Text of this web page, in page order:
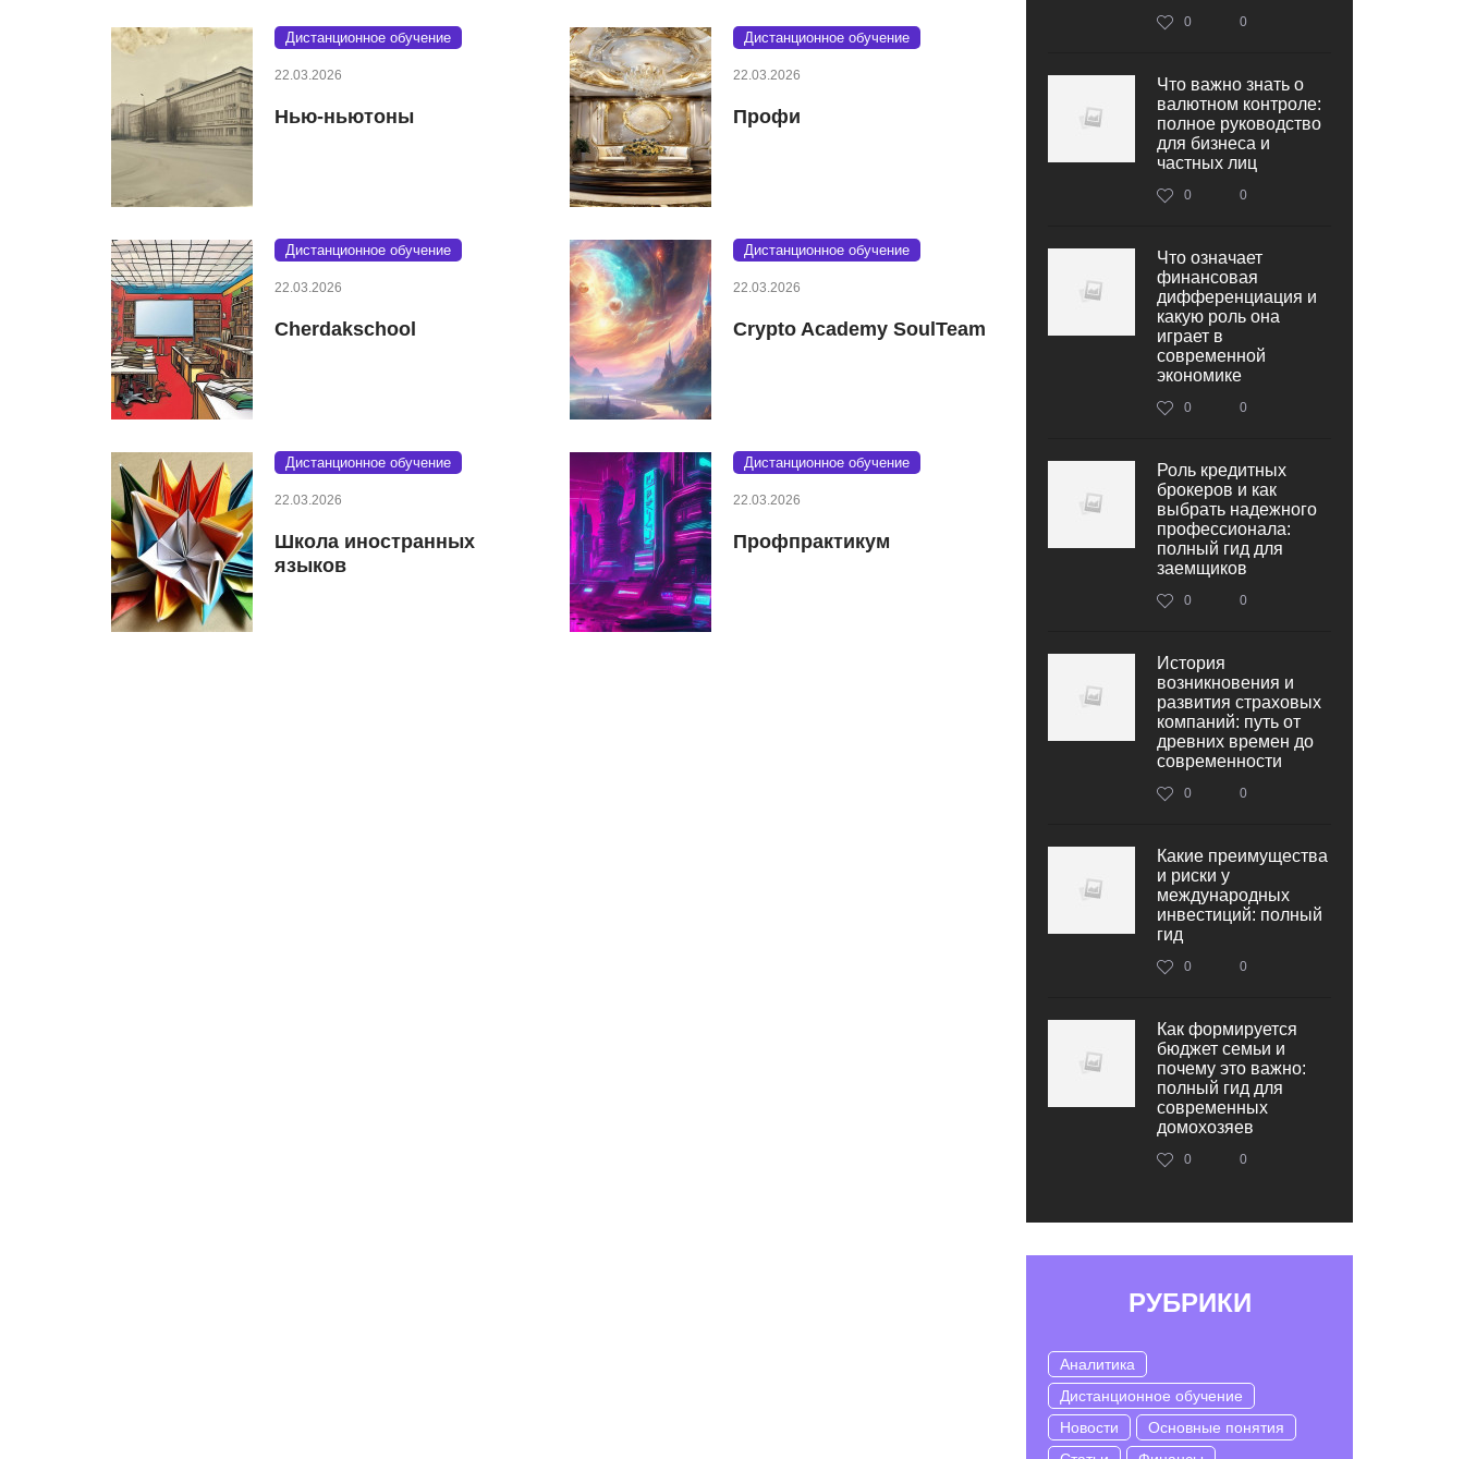
Дистанционное обучение
22.03.2026
Нью-ньютоны
Дистанционное обучение
22.03.2026
Профи
Дистанционное обучение
22.03.2026
Cherdakschool
Дистанционное обучение
22.03.2026
Crypto Academy SoulTeam
Дистанционное обучение
22.03.2026
Школа иностранных
языков
Дистанционное обучение
22.03.2026
Профпрактикум
0 0
Что важно знать о
валютном контроле:
полное руководство
для бизнеса и
частных лиц
0 0
Что означает
финансовая
дифференциация и
какую роль она
играет в
современной
экономике
0 0
Роль кредитных
брокеров и как
выбрать надежного
профессионала:
полный гид для
заемщиков
0 0
История
возникновения и
развития страховых
компаний: путь от
древних времен до
современности
0 0
Какие преимущества
и риски у
международных
инвестиций: полный
гид
0 0
Как формируется
бюджет семьи и
почему это важно:
полный гид для
современных
домохозяев
0 0
РУБРИКИ
Аналитика
Дистанционное обучение
Новости
Основные понятия